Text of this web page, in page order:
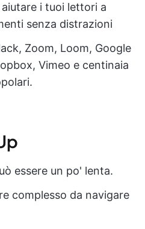
i tuoi lettori a
senza distrazioni
Zoom, Loom, Google
Vimeo e centinaia
essere un po' lenta.
complesso da navigare